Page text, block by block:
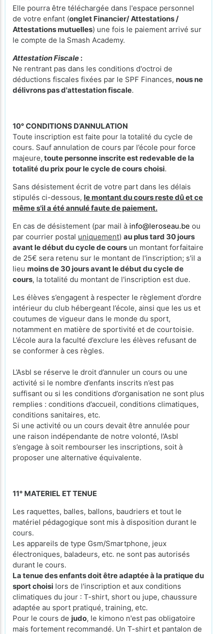
Elle pourra être téléchargée dans l'espace personnel
de votre enfant (onglet Financier/ Attestations /
Attestations mutuelles) une fois le paiement arrivé sur
le compte de la Smash Academy.
Attestation Fiscale :
Ne rentrant pas dans les conditions d'octroi de
déductions fiscales fixées par le SPF Finances, nous ne
délivrons pas d'attestation fiscale.
10° CONDITIONS D’ANNULATION
Toute inscription est faite pour la totalité du cycle de
cours. Sauf annulation de cours par l’école pour force
majeure, toute personne inscrite est redevable de la
totalité du prix pour le cycle de cours choisi.
Sans désistement écrit de votre part dans les délais
stipulés ci-dessous, le montant du cours reste dû et ce
même s'il a été annulé faute de paiement.
En cas de désistement (par mail à info@leroseau.be ou
par courrier postal uniquement) au plus tard 30 jours
avant le début du cycle de cours un montant forfaitaire
de 25€ sera retenu sur le montant de l'inscription; s'il a
lieu moins de 30 jours avant le début du cycle de
cours, la totalité du montant de l'inscription est due.
Les élèves s’engagent à respecter le règlement d’ordre
intérieur du club hébergeant l’école, ainsi que les us et
coutumes de vigueur dans le monde du sport,
notamment en matière de sportivité et de courtoisie.
L’école aura la faculté d’exclure les élèves refusant de
se conformer à ces règles.
L’Asbl se réserve le droit d’annuler un cours ou une
activité si le nombre d’enfants inscrits n’est pas
suffisant ou si les conditions d’organisation ne sont plus
remplies : conditions d’accueil, conditions climatiques,
conditions sanitaires, etc.
Si une activité ou un cours devait être annulée pour
une raison indépendante de notre volonté, l’Asbl
s’engage à soit rembourser les inscriptions, soit à
proposer une alternative équivalente.
11° MATERIEL ET TENUE
Les raquettes, balles, ballons, baudriers et tout le
matériel pédagogique sont mis à disposition durant le
cours.
Les appareils de type Gsm/Smartphone, jeux
électroniques, baladeurs, etc. ne sont pas autorisés
durant le cours.
La tenue des enfants doit être adaptée à la pratique du
sport choisi lors de l'inscription et aux conditions
climatiques du jour : T-shirt, short ou jupe, chaussure
adaptée au sport pratiqué, training, etc.
Pour le cours de judo, le kimono n'est pas obligatoire
mais fortement recommandé. Un T-shirt et pantalon de